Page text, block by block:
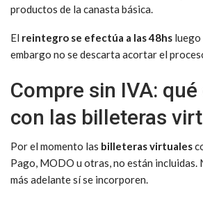
productos de la canasta básica.
El reintegro se efectúa a las 48hs luego
embargo no se descarta acortar el
Compre sin IVA:
con las billeteras
Por el momento las billeteras virtuales
Pago, MODO u otras, no están incluidas.
más adelante sí se incorporen.